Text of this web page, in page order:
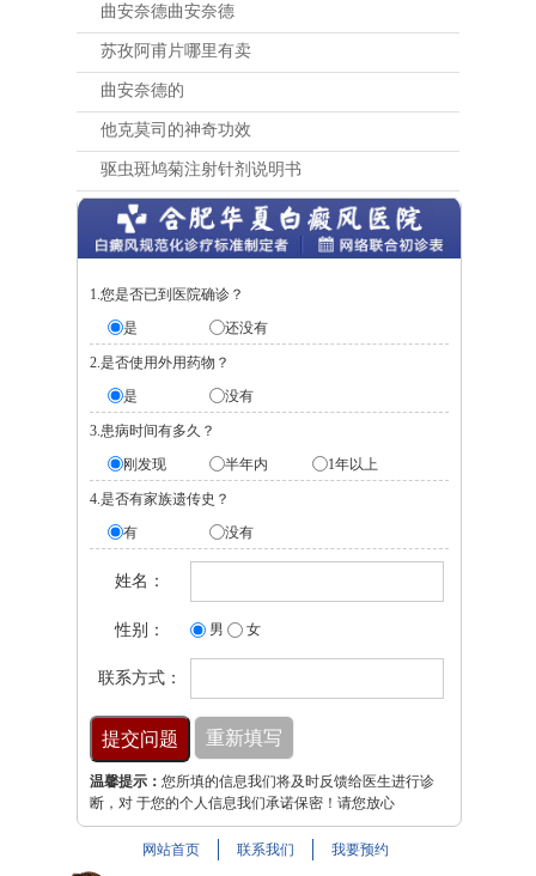
曲安奈德曲安奈德
苏孜阿甫片哪里有卖
曲安奈德的
他克莫司的神奇功效
驱虫斑鸠菊注射针剂说明书
1.您是否已到医院确诊？
是
还没有
2.是否使用外用药物？
是
没有
3.患病时间有多久？
刚发现
半年内 1年以上
4.是否有家族遗传史？
有
没有
姓名：
性别： 男 女
联系方式：
温馨提示： 您所填的信息我们将及时反馈给医生进行诊
断，对 于您的个人信息我们承诺保密！请您放心
网站首页 联系我们 我要预约